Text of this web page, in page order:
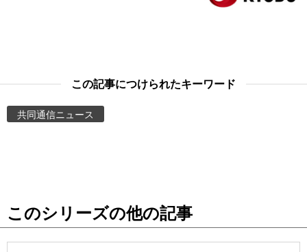
お知らせ
この記事につけられたキーワード
共同通信ニュース
このシリーズの他の記事